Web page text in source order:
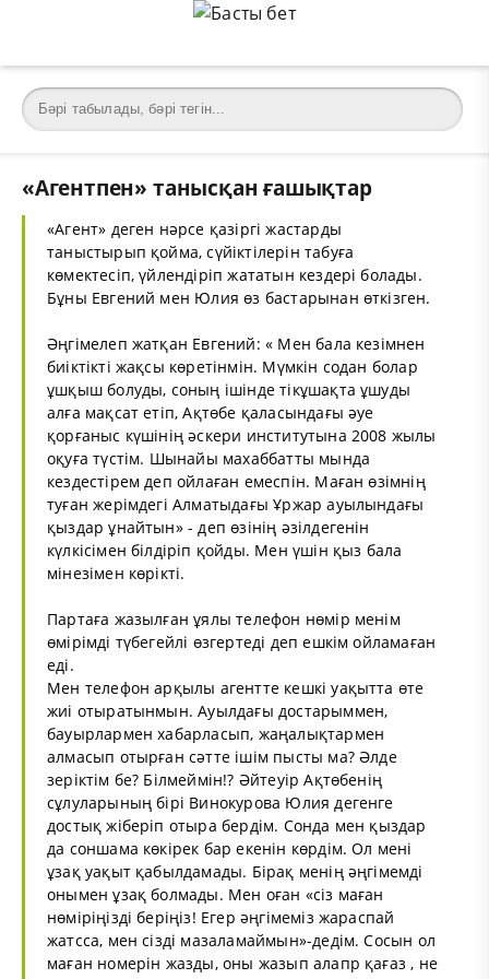
«Агентпен» танысқан ғашықтар
«Агент» деген нәрсе қазіргі жастарды
таныстырып қойма, сүйіктілерін табуға
көмектесіп, үйлендіріп жататын кездері болады.
Бұны Евгений мен Юлия өз бастарынан өткізген.
Әңгімелеп жатқан Евгений: « Мен бала кезімнен
биіктікті жақсы көретінмін. Мүмкін содан болар
ұшқыш болуды, соның ішінде тікұшақта ұшуды
алға мақсат етіп, Ақтөбе қаласындағы әуе
қорғаныс күшінің әскери институтына 2008 жылы
оқуға түстім. Шынайы махаббатты мында
кездестірем деп ойлаған емеспін. Маған өзімнің
туған жерімдегі Алматыдағы Ұржар ауылындағы
қыздар ұнайтын» - деп өзінің әзілдегенін
күлкісімен білдіріп қойды. Мен үшін қыз бала
мінезімен көрікті.
Партаға жазылған ұялы телефон нөмір менім
өмірімді түбегейлі өзгертеді деп ешкім ойламаған
еді.
Мен телефон арқылы агентте кешкі уақытта өте
жиі отыратынмын. Ауылдағы достарыммен,
бауырлармен хабарласып, жаңалықтармен
алмасып отырған сәтте ішім пысты ма? Әлде
зеріктім бе? Білмеймін!? Әйтеуір Ақтөбенің
сұлуларының бірі Винокурова Юлия дегенге
достық жіберіп отыра бердім. Сонда мен қыздар
да соншама көкірек бар екенін көрдім. Ол мені
ұзақ уақыт қабылдамады. Бірақ менің әңгімемді
онымен ұзақ болмады. Мен оған «сіз маған
нөміріңізді беріңіз! Егер әңгімеміз жараспай
жатсса, мен сізді мазаламаймын»-дедім. Сосын ол
маған номерін жазды, оны жазып алапр қағаз , не